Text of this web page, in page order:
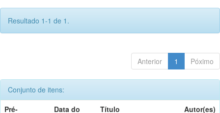
Resultado 1-1 de 1.
Anterior 1 Póximo
Conjunto de itens:
Pré-
Data do
Título Autor(es)